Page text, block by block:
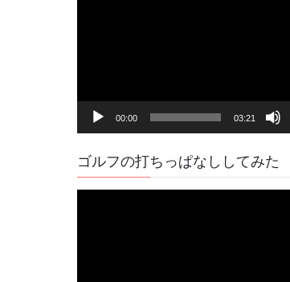
ヤ
00:00 03:21
ゴルフの打ちっぱなししてみた